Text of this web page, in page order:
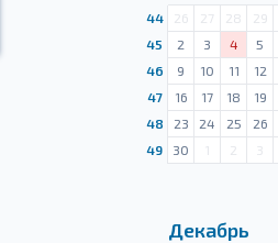
44
26 27 28 29
45
2 3 4 5
46
9 10 11 12
47
16 17 18 19
48
23 24 25 26
49
30 1 2 3
Декабрь